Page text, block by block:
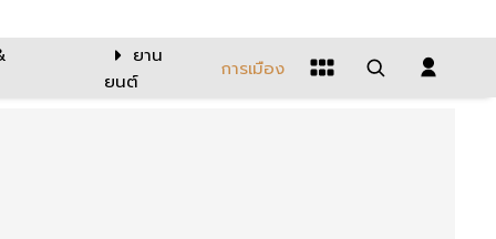
ยาน
ยนต์
การเมือง